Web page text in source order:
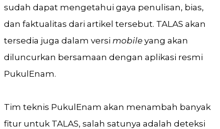
sudah dapat mengetahui gaya penulisan, bias,
dan faktualitas dari artikel tersebut. TALAS akan
tersedia juga dalam versi mobile yang akan
diluncurkan bersamaan dengan aplikasi resmi
PukulEnam.
Tim teknis PukulEnam akan menambah banyak
fitur untuk TALAS, salah satunya adalah deteksi